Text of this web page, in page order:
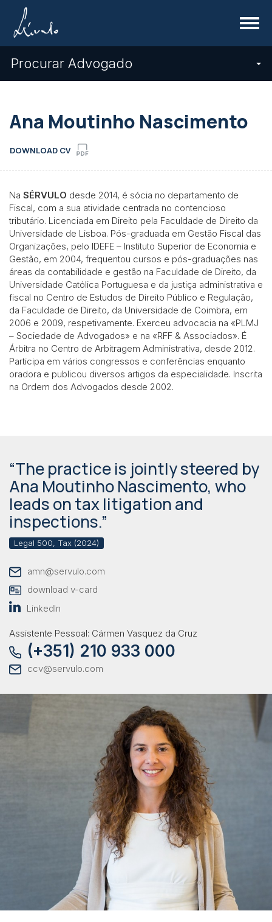
Menu
Procurar Advogado
Ana Moutinho Nascimento
DOWNLOAD CV
Na SÉRVULO desde 2014, é sócia no departamento de
Fiscal, com a sua atividade centrada no contencioso
tributário. Licenciada em Direito pela Faculdade de Direito da
Universidade de Lisboa. Pós-graduada em Gestão Fiscal das
Organizações, pelo IDEFE – Instituto Superior de Economia e
Gestão, em 2004, frequentou cursos e pós-graduações nas
áreas da contabilidade e gestão na Faculdade de Direito, da
Universidade Católica Portuguesa e da justiça administrativa e
fiscal no Centro de Estudos de Direito Público e Regulação,
da Faculdade de Direito, da Universidade de Coimbra, em
2006 e 2009, respetivamente. Exerceu advocacia na «PLMJ
– Sociedade de Advogados» e na «RFF & Associados». É
Árbitra no Centro de Arbitragem Administrativa, desde 2012.
Participa em vários congressos e conferências enquanto
oradora e publicou diversos artigos da especialidade. Inscrita
na Ordem dos Advogados desde 2002.
“The practice is jointly steered by
Ana Moutinho Nascimento, who
leads on tax litigation and
inspections.”
Legal 500, Tax (2024)
amn@servulo.com
download v-card
LinkedIn
Assistente Pessoal: Cármen Vasquez da Cruz
(+351) 210 933 000
ccv@servulo.com